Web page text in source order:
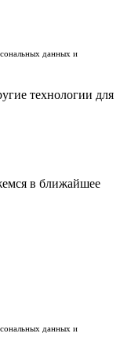
данных и
технологии для
в ближайшее
данных и